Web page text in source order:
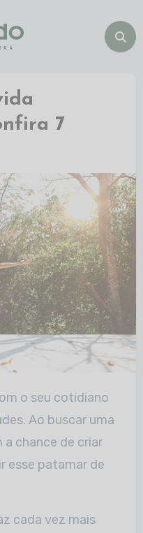
7
Ao buscar uma
chance de criar
esse patamar de
cada vez mais